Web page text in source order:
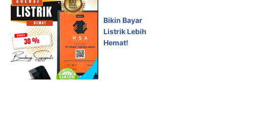
Bikin Bayar
Listrik Lebih
Hemat!